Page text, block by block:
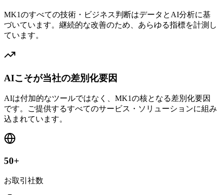
MK1のすべての技術・ビジネス判断はデータとAI分析に基
づいています。継続的な改善のため、あらゆる指標を計測し
ています。
AIこそが当社の差別化要因
AIは付加的なツールではなく、MK1の核となる差別化要因
です。ご提供するすべてのサービス・ソリューションに組み
込まれています。
50+
お取引社数